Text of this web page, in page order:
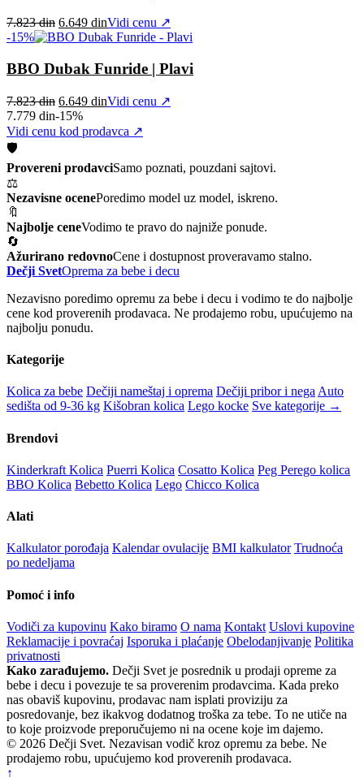
7.823din Original
price
7.823 din.
6.649 dinCurrent
price
6.649 din.
Vidi cenu ↗
-15%
BBO Dubak Funride | Plavi
7.823din Original
price
was:
6.649 dinCurrent
is:
Vidi cenu ↗
7.779 din-15%
Vidi cenu kod prodavca ↗
🛡️
Provereni prodavciSamo poznati, pouzdani sajtovi.
⚖️
Nezavisne ocenePoredimo model uz model, iskreno.
🔖
Najbolje ceneVodimo te pravo do najniže ponude.
🔄
Ažurirano redovnoCene i dostupnost proveravamo stalno.
Dečji SvetOprema za bebe i decu
Nezavisno poredimo opremu za bebe i decu i vodimo te do najbolje
cene kod proverenih prodavaca. Ne prodajemo robu, upućujemo na
najbolju ponudu.
Kategorije
Kolica za bebe Dečiji nameštaj i oprema Dečiji pribor i nega Auto
sedišta od 9-36 kg Kišobran kolica Lego kocke Sve kategorije →
Brendovi
Kinderkraft Kolica Puerri Kolica Cosatto Kolica Peg Perego kolica
BBO Kolica Bebetto Kolica Lego Chicco Kolica
Alati
Kalkulator porođaja Kalendar ovulacije BMI kalkulator Trudnoća
po nedeljama
Pomoć i info
Vodiči za kupovinu Kako biramo O nama Kontakt Uslovi kupovine
Reklamacije i povraćaj Isporuka i plaćanje Obelodanjivanje Politika
privatnosti
Kako zarađujemo. Dečji Svet je posrednik u prodaji opreme za
bebe i decu i povezuje te sa proverenim prodavcima. Kada preko
nas obaviš kupovinu, prodavac nam isplati proviziju za
posredovanje, bez ikakvog dodatnog troška za tebe. To ne utiče na
to koje proizvode preporučujemo ni na ocene koje im dajemo.
© 2026 Dečji Svet. Nezavisan vodič kroz opremu za bebe. Ne
prodajemo robu, upućujemo kod proverenih prodavaca.
↑